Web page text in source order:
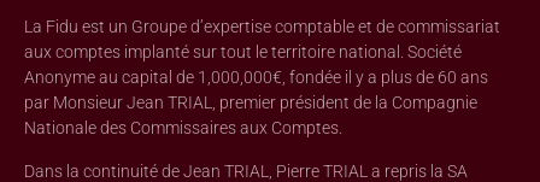
La Fidu est un Groupe d’expertise comptable et de commissariat
aux comptes implanté sur tout le territoire national. Société
Anonyme au capital de 1,000,000€, fondée il y a plus de 60 ans
par Monsieur Jean TRIAL, premier président de la Compagnie
Nationale des Commissaires aux Comptes.
Dans la continuité de Jean TRIAL, Pierre TRIAL a repris la SA